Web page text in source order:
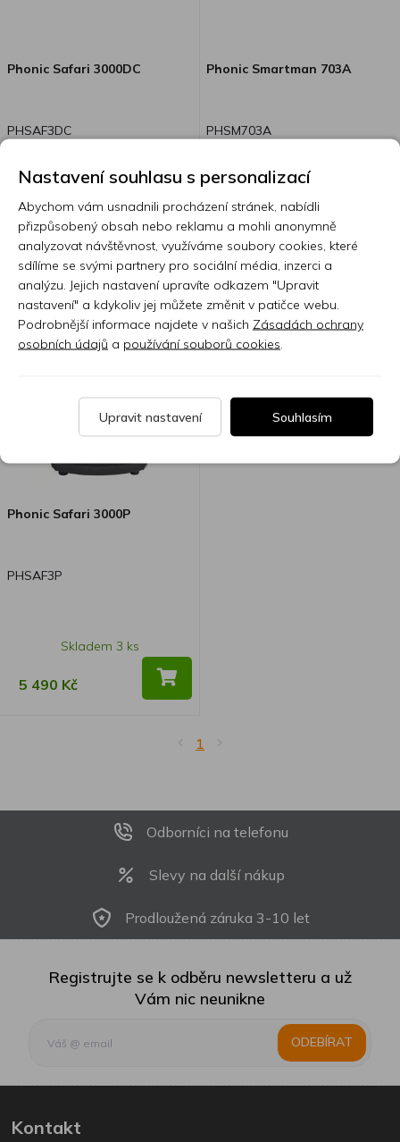
Phonic Safari 3000DC
PHSAF3DC
Skladem 4 ks
250 Kč
Phonic Smartman 703A
PHSM703A
Skladem 3 ks
11 590 Kč
Phonic Safari 3000P
PHSAF3P
Skladem 3 ks
5 490 Kč
1
Odborníci na telefonu
Slevy na další nákup
Prodloužená záruka 3-10 let
Registrujte se k odběru newsletteru a už
Vám nic neunikne
ODEBÍRAT
Kontakt
Nastavení souhlasu s personalizací
Abychom vám usnadnili procházení stránek, nabídli
přizpůsobený obsah nebo reklamu a mohli anonymně
analyzovat návštěvnost, využíváme soubory cookies, které
sdílíme se svými partnery pro sociální média, inzerci a
analýzu. Jejich nastavení upravíte odkazem "Upravit
nastavení" a kdykoliv jej můžete změnit v patičce webu.
Podrobnější informace najdete v našich Zásadách ochrany
osobních údajů a používání souborů cookies
Upravit nastavení Souhlasím